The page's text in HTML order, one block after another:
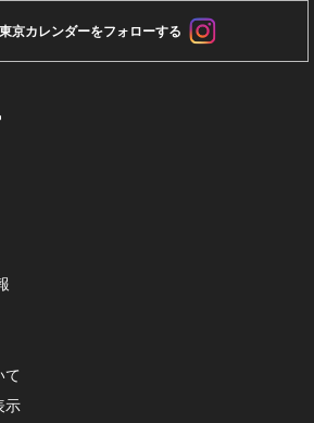
京カレンダーをフォローする
て
示